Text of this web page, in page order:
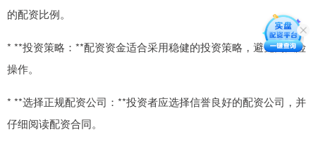
的配资比例。
* **投资策略：**配资资金适合采用稳健的投资策略，避免高风险
操作。
* **选择正规配资公司：**投资者应选择信誉良好的配资公司，并
仔细阅读配资合同。